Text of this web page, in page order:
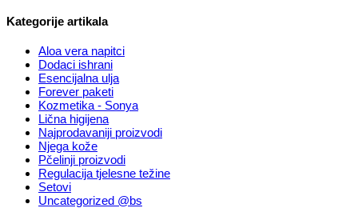
Kategorije artikala
Aloa vera napitci
Dodaci ishrani
Esencijalna ulja
Forever paketi
Kozmetika - Sonya
Lična higijena
Najprodavaniji proizvodi
Njega kože
Pčelinji proizvodi
Regulacija tjelesne težine
Setovi
Uncategorized @bs